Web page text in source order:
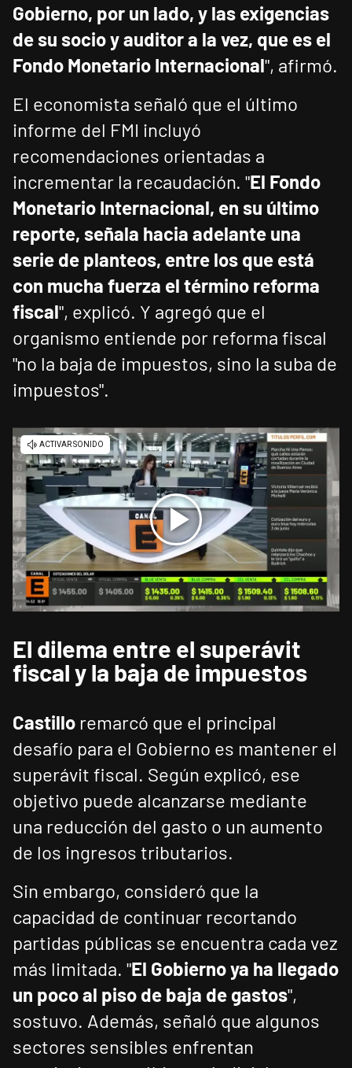
Gobierno, por un lado, y las exigencias
de su socio y auditor a la vez, que es el
Fondo Monetario Internacional", afirmó.
El economista señaló que el último
informe del FMI incluyó
recomendaciones orientadas a
incrementar la recaudación. "El Fondo
Monetario Internacional, en su último
reporte, señala hacia adelante una
serie de planteos, entre los que está
con mucha fuerza el término reforma
fiscal", explicó. Y agregó que el
organismo entiende por reforma fiscal
"no la baja de impuestos, sino la suba de
impuestos".
El dilema entre el superávit
fiscal y la baja de impuestos
Castillo remarcó que el principal
desafío para el Gobierno es mantener el
superávit fiscal. Según explicó, ese
objetivo puede alcanzarse mediante
una reducción del gasto o un aumento
de los ingresos tributarios.
Sin embargo, consideró que la
capacidad de continuar recortando
partidas públicas se encuentra cada vez
más limitada. "El Gobierno ya ha llegado
un poco al piso de baja de gastos",
sostuvo. Además, señaló que algunos
sectores sensibles enfrentan